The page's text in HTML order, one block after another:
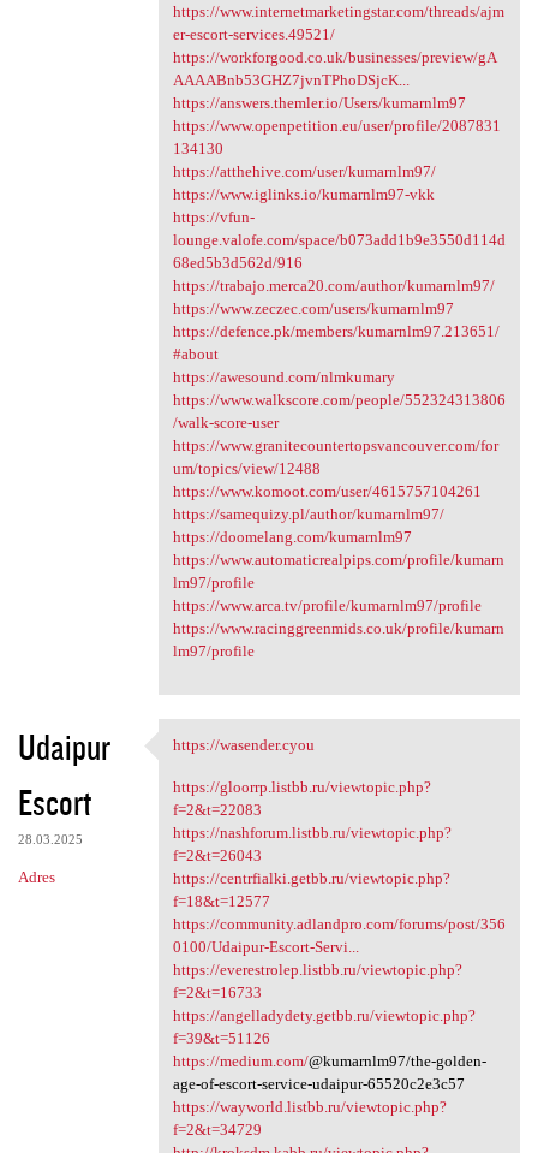
https://www.internetmarketingstar.com/threads/ajm
er-escort-services.49521/
https://workforgood.co.uk/businesses/preview/gA
AAAABnb53GHZ7jvnTPhoDSjcK...
https://answers.themler.io/Users/kumarnlm97
https://www.openpetition.eu/user/profile/2087831
134130
https://atthehive.com/user/kumarnlm97/
https://www.iglinks.io/kumarnlm97-vkk
https://vfun-
lounge.valofe.com/space/b073add1b9e3550d114d
68ed5b3d562d/916
https://trabajo.merca20.com/author/kumarnlm97/
https://www.zeczec.com/users/kumarnlm97
https://defence.pk/members/kumarnlm97.213651/
#about
https://awesound.com/nlmkumary
https://www.walkscore.com/people/552324313806
/walk-score-user
https://www.granitecountertopsvancouver.com/for
um/topics/view/12488
https://www.komoot.com/user/4615757104261
https://samequizy.pl/author/kumarnlm97/
https://doomelang.com/kumarnlm97
https://www.automaticrealpips.com/profile/kumarn
lm97/profile
https://www.arca.tv/profile/kumarnlm97/profile
https://www.racinggreenmids.co.uk/profile/kumarn
lm97/profile
Udaipur
Escort
28.03.2025
Adres
https://wasender.cyou
https://wasender.cyou
https://gloorrp.listbb.ru/viewtopic.php?
f=2&t=22083
https://nashforum.listbb.ru/viewtopic.php?
f=2&t=26043
https://centrfialki.getbb.ru/viewtopic.php?
f=18&t=12577
https://community.adlandpro.com/forums/post/356
0100/Udaipur-Escort-Servi...
https://everestrolep.listbb.ru/viewtopic.php?
f=2&t=16733
https://angelladydety.getbb.ru/viewtopic.php?
f=39&t=51126
https://medium.com/@kumarnlm97/the-golden-
age-of-escort-service-udaipur-65520c2e3c57
https://wayworld.listbb.ru/viewtopic.php?
f=2&t=34729